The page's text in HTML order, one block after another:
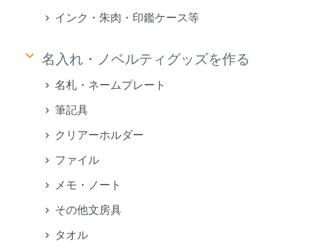
インク・朱肉・印鑑ケース等
keyboard_arrow_down 名入れ・ノベルティグッズを作る
名札・ネームプレート
筆記具
クリアーホルダー
ファイル
メモ・ノート
その他文房具
タオル